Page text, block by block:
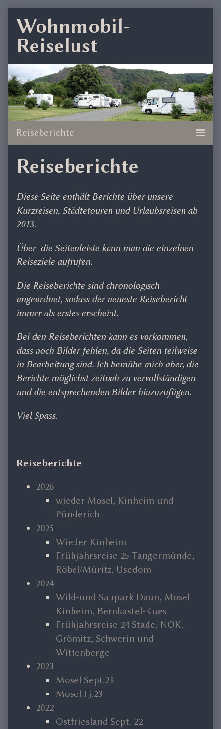
content
Wohnmobil-
Reiselust
Reiseberichte
Diese Seite enthält Berichte über unsere
Kurzreisen, Städtetouren und Urlaubsreisen ab
2013.
Über die Seitenleiste kann man die einzelnen
Reiseziele aufrufen.
Die Reiseberichte sind chronologisch
angeordnet, sodass der neueste Reisebericht
immer als erstes erscheint.
Bei den Reiseberichten kann es vorkommen,
dass noch Bilder fehlen, da die Seiten teilweise
in Bearbeitung sind. Ich bemühe mich aber, die
Berichte möglichst zeitnah zu vervollständigen
und die entsprechenden Bilder hinzuzufügen.
Viel Spass.
Primary
Sidebar
Reiseberichte
2026
wieder Mosel, Kinheim und
Pünderich
2025
Wieder Kinheim
Frühjahrsreise 25 Tangermünde,
Röbel/Müritz, Usedom
2024
Wild-und Saupark Daun, Mosel
Kinheim, Bernkastel-Kues
Frühjahrsreise 24 Stade, NOK,
Grömitz, Schwerin und
Wittenberge
2023
Mosel Sept.23
Mosel Fj.23
2022
Ostfriesland Sept. 22